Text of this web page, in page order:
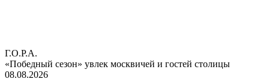
Г.О.Р.А.
«Победный сезон» увлек москвичей и гостей столицы
08.08.2026